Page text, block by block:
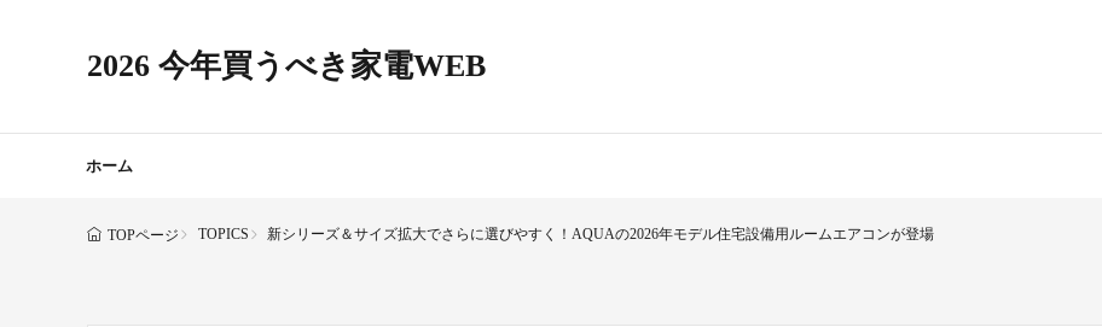
2026 今年買うべき家電WEB
ホーム
TOPページ TOPICS 新シリーズ＆サイズ拡大でさらに選びやすく！AQUAの2026年モデル住宅設備用ルームエアコンが登場